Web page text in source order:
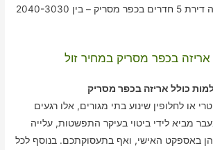
טווח המחירים לאריזה דירת 5 חדרים בכפר מסריק – בין 2040-3030
אריזה בכפר מסריק במחיר זול
כולל אריזה בכפר מסריק
או לחלופין שינוע בתי מגורים, אלו רגעים
מביא לידי ביטוי בעיקר התפשטות, עלייה
באספקט האישי, ואף בתעסוקתכם. בנוסף לכל